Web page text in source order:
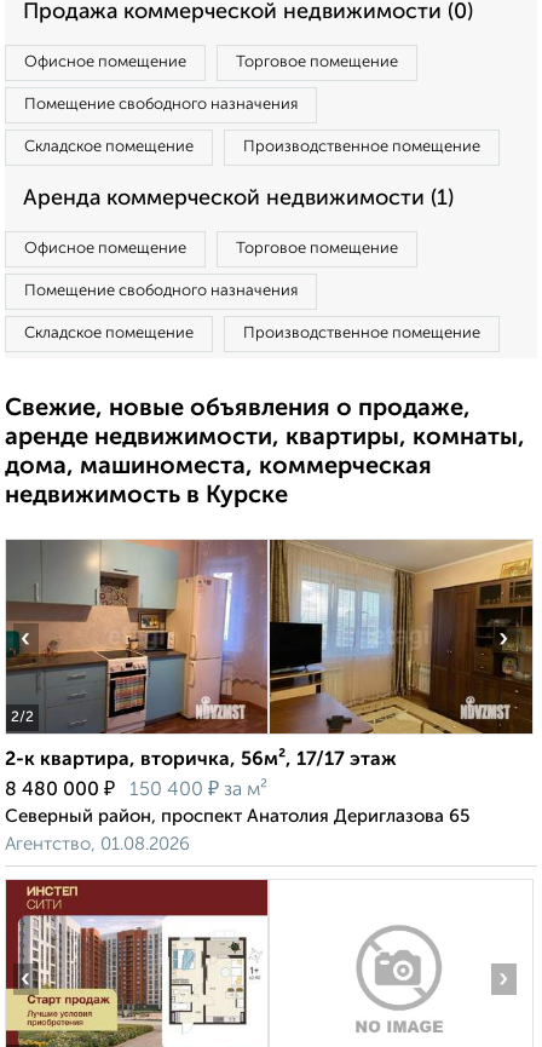
Продажа коммерческой недвижимости (0)
Офисное помещение Торговое помещение
Помещение свободного назначения
Складское помещение Производственное помещение
Аренда коммерческой недвижимости (1)
Офисное помещение Торговое помещение
Помещение свободного назначения
Складское помещение Производственное помещение
Свежие, новые объявления о продаже,
аренде недвижимости, квартиры, комнаты,
дома, машиноместа, коммерческая
недвижимость в Курске
2/2
‹ ›
2-к квартира, вторичка, 56м², 17/17 этаж
8 480 000 ₽ 150 400 ₽ за м²
Северный район, проспект Анатолия Дериглазова 65
Агентство, 01.08.2026
‹ ›